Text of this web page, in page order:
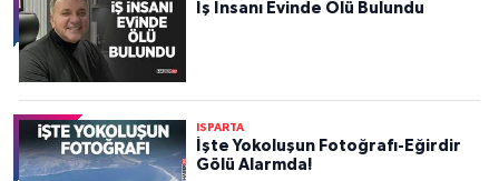
İş İnsanı Evinde Ölü Bulundu
ISPARTA
İşte Yokoluşun Fotoğrafı-Eğirdir
Gölü Alarmda!